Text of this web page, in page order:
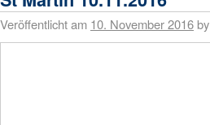
Veröffentlicht am 10. November 2016by